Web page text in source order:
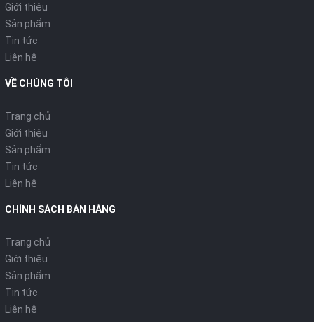
Giới thiệu
Sản phẩm
Tin tức
Liên hệ
VỀ CHÚNG TÔI
Trang chủ
Giới thiệu
Sản phẩm
Tin tức
Liên hệ
CHÍNH SÁCH BÁN HÀNG
Trang chủ
Giới thiệu
Sản phẩm
Tin tức
Liên hệ